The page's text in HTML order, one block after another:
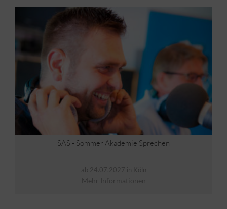
SAS - Sommer Akademie Sprechen
ab 24.07.2027 in Köln
Mehr Informationen